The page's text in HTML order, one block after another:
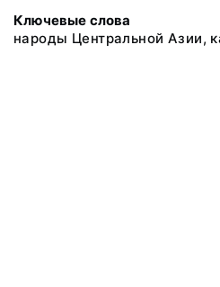
Ключевые слова
народы Центральной Азии,